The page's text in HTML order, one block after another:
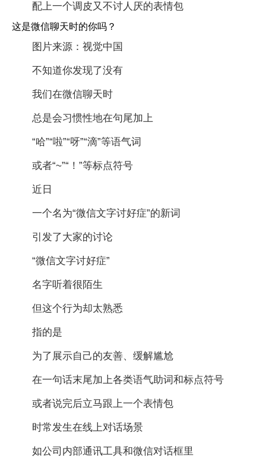
配上一个调皮又不讨人厌的表情包
这是微信聊天时的你吗？
图片来源：视觉中国
不知道你发现了没有
我们在微信聊天时
总是会习惯性地在句尾加上
“哈”“啦”“呀”“滴”等语气词
或者“~”“！”等标点符号
近日
一个名为“微信文字讨好症”的新词
引发了大家的讨论
“微信文字讨好症”
名字听着很陌生
但这个行为却太熟悉
指的是
为了展示自己的友善、缓解尴尬
在一句话末尾加上各类语气助词和标点符号
或者说完后立马跟上一个表情包
时常发生在线上对话场景
如公司内部通讯工具和微信对话框里